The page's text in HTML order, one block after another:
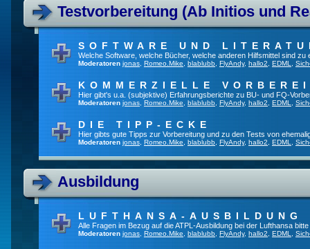
Testvorbereitung (Ab Initios und
SOFTWARE UND
Welche Software, welche Bücher, welche anderen Hilfsmittel sind zu
Moderatoren jonas Romeo.Mike blablubb FlyAndy, hallo2 EDML
KOMMERZIELLE
Hier gibt's u.a. (subjektive) Erfahrungsberichte zu BU- und FQ-
Moderatoren jonas Romeo.Mike blablubb FlyAndy, hallo2 EDML
DIE TIPP-ECKE
Hier gibts gute Tipps zur Vorbereitung und zu den Tests von
Moderatoren jonas Romeo.Mike blablubb FlyAndy, hallo2 EDML
Ausbildung
LUFTHANSA-AUSBILDUNG
Alle Fragen im Bezug auf die ATPL-Ausbildung bei der Lufthansa
Moderatoren jonas Romeo.Mike blablubb FlyAndy, hallo2 EDML